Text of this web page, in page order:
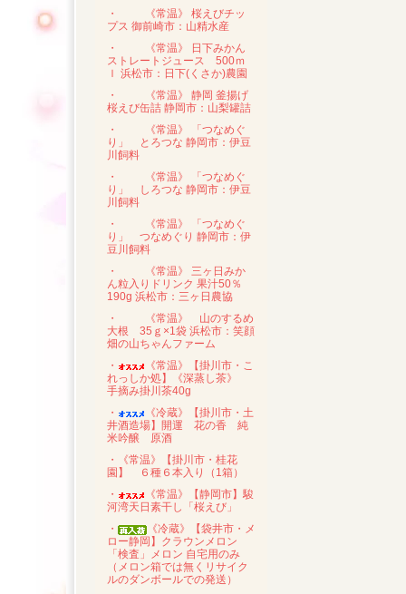
・
《常温》 桜えびチッ
プス 御前崎市：山精水産
・
《常温》 日下みかん
ストレートジュース 500ｍ
ｌ 浜松市：日下(くさか)農園
・
《常温》 静岡 釜揚げ
桜えび缶詰 静岡市：山梨罐詰
・
《常温》 「つなめぐ
り」 とろつな 静岡市：伊豆
川飼料
・
《常温》 「つなめぐ
り」 しろつな 静岡市：伊豆
川飼料
・
《常温》 「つなめぐ
り」 つなめぐり 静岡市：伊
豆川飼料
・
《常温》 三ヶ日みか
ん粒入りドリンク 果汁50％
190g 浜松市：三ヶ日農協
・
《常温》 山のするめ
大根 35ｇ×1袋 浜松市：笑顔
畑の山ちゃんファーム
・
《常温》【掛川市・こ
れっしか処】《深蒸し茶》
手摘み掛川茶40g
・
《冷蔵》【掛川市・土
井酒造場】開運 花の香 純
米吟醸 原酒
・《常温》【掛川市・桂花
園】 ６種６本入り（1箱）
・
《常温》【静岡市】駿
河湾天日素干し「桜えび」
・
《冷蔵》【袋井市・メ
ロー静岡】クラウンメロン
「検査」メロン 自宅用のみ
（メロン箱では無くリサイク
ルのダンボールでの発送）